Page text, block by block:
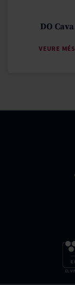
DO Cava
VEURE MÉS